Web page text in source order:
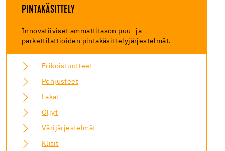
PINTAKÄSITTELY
Innovatiiviset ammattitason puu- ja
parkettilattioiden pintakäsittelyjärjestelmät.
Erikoistuotteet
Pohjusteet
Lakat
Öljyt
Värijärjestelmät
Klitit